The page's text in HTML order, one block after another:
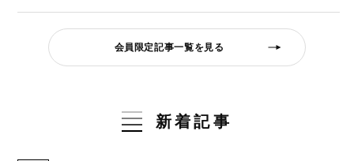
会員限定記事一覧を見る
新着記事